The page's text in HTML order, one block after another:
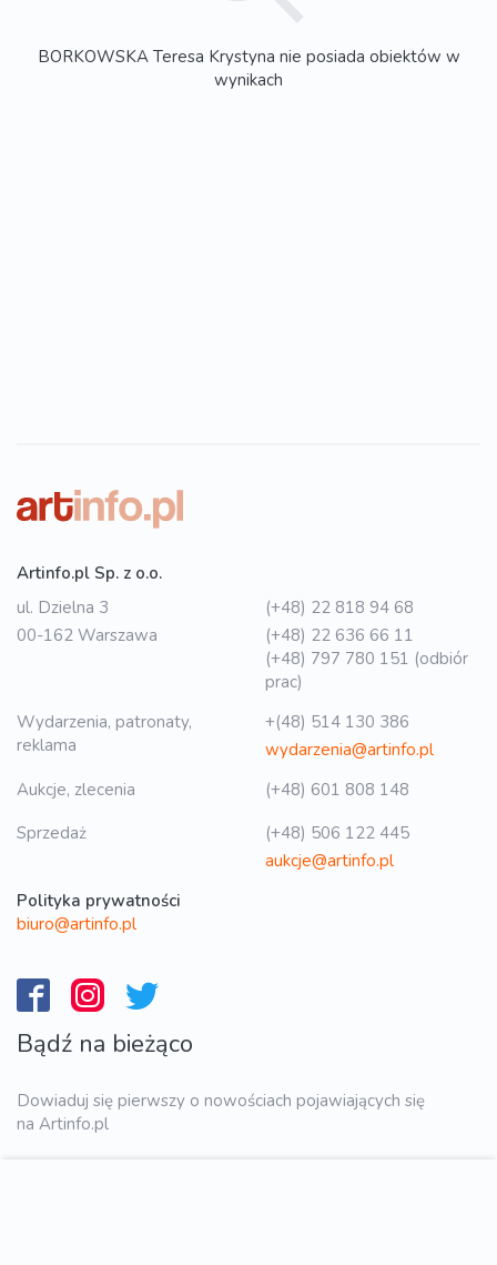
BORKOWSKA Teresa Krystyna nie posiada obiektów w
wynikach
Artinfo.pl Sp. z o.o.
ul. Dzielna 3
00-162 Warszawa
(+48) 22 818 94 68
(+48) 22 636 66 11
(+48) 797 780 151 (odbiór
prac)
Wydarzenia, patronaty,
reklama
+(48) 514 130 386
wydarzenia@artinfo.pl
Aukcje, zlecenia
(+48) 601 808 148
Sprzedaż
(+48) 506 122 445
aukcje@artinfo.pl
Polityka prywatności
biuro@artinfo.pl
Bądź na bieżąco
Dowiaduj się pierwszy o nowościach pojawiających się
na Artinfo.pl